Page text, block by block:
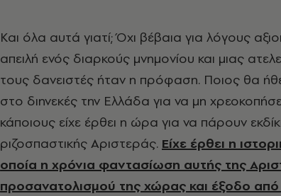
Και όλα αυτά γιατί; Όχι βέβαια για λόγους
απειλή ενός διαρκούς μνημονίου και μιας
τους δανειστές ήταν η πρόφαση. Ποιος θα
στο διηνεκές την Ελλάδα για να μη
κάποιους είχε έρθει η ώρα για να πάρουν
ριζοσπαστικής Αριστεράς. Είχε έρθει η
οποία η χρόνια φαντασίωση αυτής της
προσανατολισμού της χώρας και έξοδο